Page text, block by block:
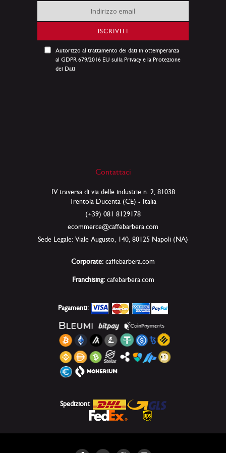
Iscriviti
alla
nostra
ISCRIVITI
Autorizzo al trattamento dei dati in ottemperanza
al GDPR 679/2016 EU sulla Privacy e la Protezione
dei Dati
Contattaci
IV traversa di via delle industrie n. 2, 81038
Trentola Ducenta (CE) - Italia
(+39) 081 8129178
ecommerce@caffebarbera.com
Sede Legale: Viale Augusto, 140, 80125 Napoli (NA)
Corporate: caffebarbera.com
Franchising: cafebarbera.com
Pagamenti:
Spedizioni: